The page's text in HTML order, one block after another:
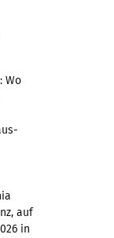
Wo
auf
in